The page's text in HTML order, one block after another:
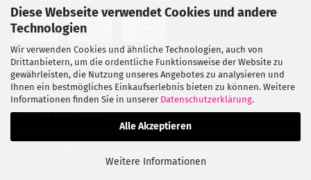
Diese Webseite verwendet Cookies und andere
Technologien
Wir verwenden Cookies und ähnliche Technologien, auch von
Drittanbietern, um die ordentliche Funktionsweise der Website zu
gewährleisten, die Nutzung unseres Angebotes zu analysieren und
Ihnen ein bestmögliches Einkaufserlebnis bieten zu können. Weitere
Informationen finden Sie in unserer Datenschutzerklärung.
Alle Akzeptieren
Weitere Informationen
Vertrag widerrufen